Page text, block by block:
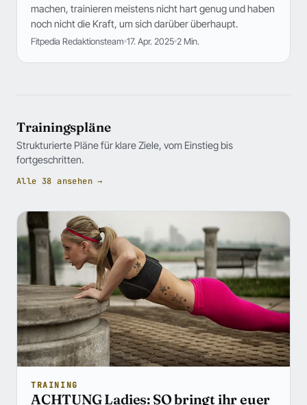
machen, trainieren meistens nicht hart genug und haben
noch nicht die Kraft, um sich darüber überhaupt.
Fitpedia Redaktionsteam 17. Apr. 2025 2 Min.
Trainingspläne
Strukturierte Pläne für klare Ziele, vom Einstieg bis
fortgeschritten.
Alle 38 ansehen →
TRAINING
ACHTUNG Ladies: SO bringt ihr euer